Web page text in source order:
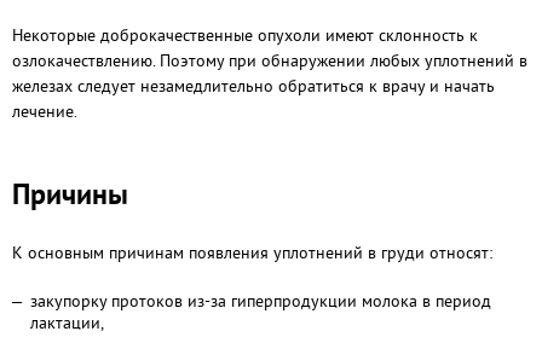
Некоторые доброкачественные опухоли имеют склонность к
озлокачествлению. Поэтому при обнаружении любых уплотнений в
железах следует незамедлительно обратиться к врачу и начать
лечение.
Причины
К основным причинам появления уплотнений в груди относят:
закупорку протоков из-за гиперпродукции молока в период
лактации,